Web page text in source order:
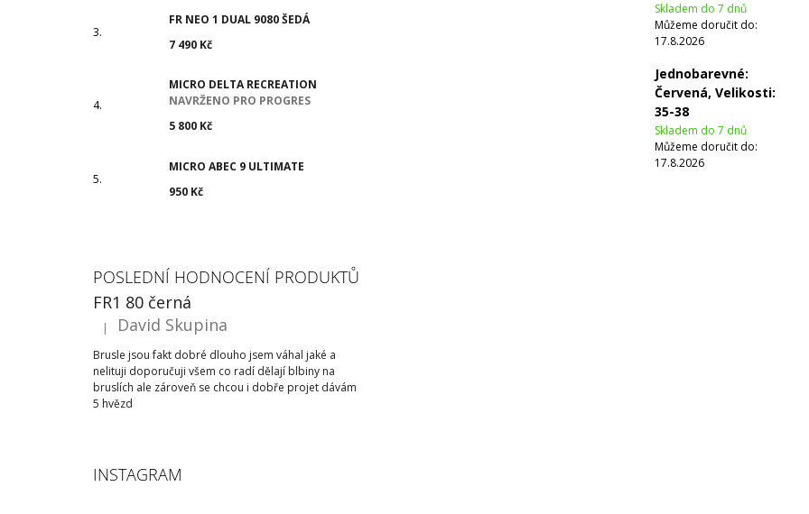
FR NEO 1 DUAL 9080 ŠEDÁ
7 490 Kč
MICRO DELTA RECREATION
NAVRŽENO PRO PROGRES
5 800 Kč
MICRO ABEC 9 ULTIMATE
950 Kč
POSLEDNÍ HODNOCENÍ PRODUKTŮ
FR1 80 černá
Hodnocení produktu je 5 z 5 hvězdiček.
| David Skupina
Brusle jsou fakt dobré dlouho jsem váhal jaké a
nelituji doporučuji všem co radí dělají blbiny na
bruslích ale zároveň se chcou i dobře projet dávám
5 hvězd
INSTAGRAM
Skladem do 7 dnů
Můžeme doručit do:
17.8.2026
Jednobarevné:
Červená, Velikosti:
35-38
Skladem do 7 dnů
Můžeme doručit do:
17.8.2026